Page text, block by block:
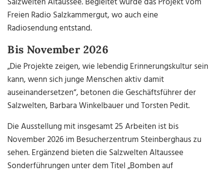
Freien Radio Salzkammergut, wo auch eine
Radiosendung entstand.
Bis November 2026
„Die Projekte zeigen, wie lebendig Erinnerungskultur sein
kann, wenn sich junge Menschen aktiv damit
auseinandersetzen“, betonen die Geschäftsführer der
Salzwelten, Barbara Winkelbauer und Torsten Pedit.
Die Ausstellung mit insgesamt 25 Arbeiten ist bis
November 2026 im Besucherzentrum Steinberghaus zu
sehen. Ergänzend bieten die Salzwelten Altaussee
Sonderführungen unter dem Titel „Bomben auf